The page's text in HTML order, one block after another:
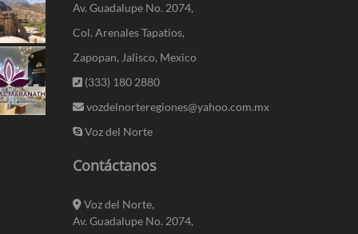
Av. Guadalupe No. 2074,
Col. Arenales Tapatios,
Zapopan, Jalisco, Mexico
(333) 180 2880
vozdelnorteregiones@yahoo.com.mx
Voz del Norte
Contáctanos
Voz del Norte,
Av. Guadalupe No. 2074,